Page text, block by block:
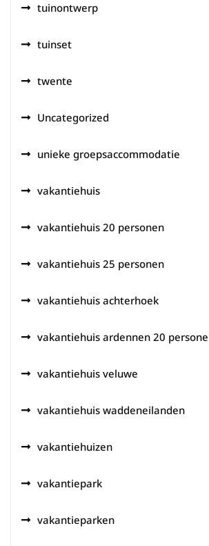
tuinontwerp
tuinset
twente
Uncategorized
unieke groepsaccommodatie
vakantiehuis
vakantiehuis 20 personen
vakantiehuis 25 personen
vakantiehuis achterhoek
vakantiehuis ardennen 20
vakantiehuis veluwe
vakantiehuis waddeneilanden
vakantiehuizen
vakantiepark
vakantieparken